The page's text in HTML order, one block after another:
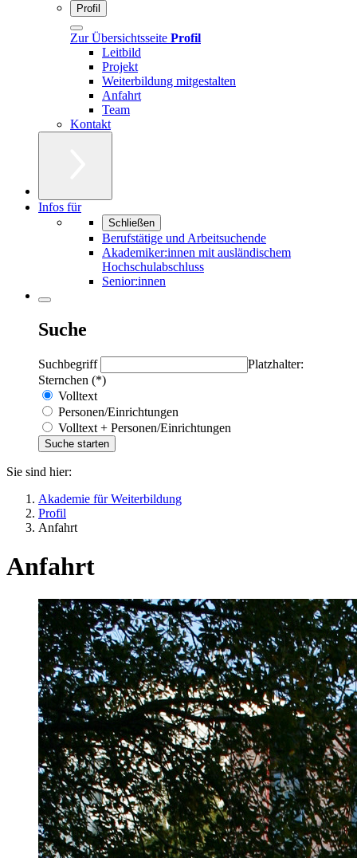
Profil
Zur Übersichtsseite Profil
Leitbild
Projekt
Weiterbildung mitgestalten
Anfahrt
Team
Kontakt
Infos für
Schließen
Berufstätige und Arbeitsuchende
Akademiker:innen mit ausländischem
Hochschulabschluss
Senior:innen
Suche
Suchbegriff
Platzhalter:
Sternchen (*)
Volltext
Personen/Einrichtungen
Volltext + Personen/Einrichtungen
Sie sind hier:
Akademie für Weiterbildung
Profil
Anfahrt
Anfahrt